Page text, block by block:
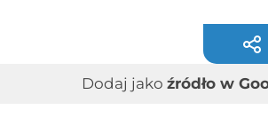
Dodaj jako źródło w